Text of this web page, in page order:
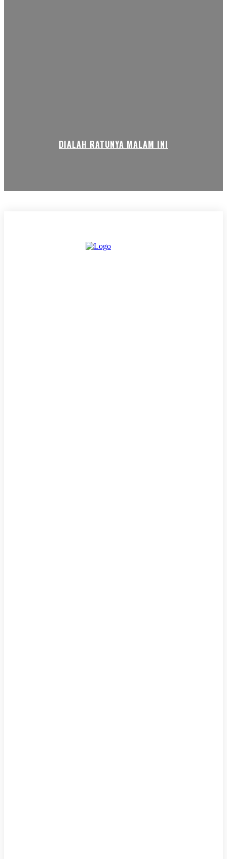
DIALAH RATUNYA MALAM INI